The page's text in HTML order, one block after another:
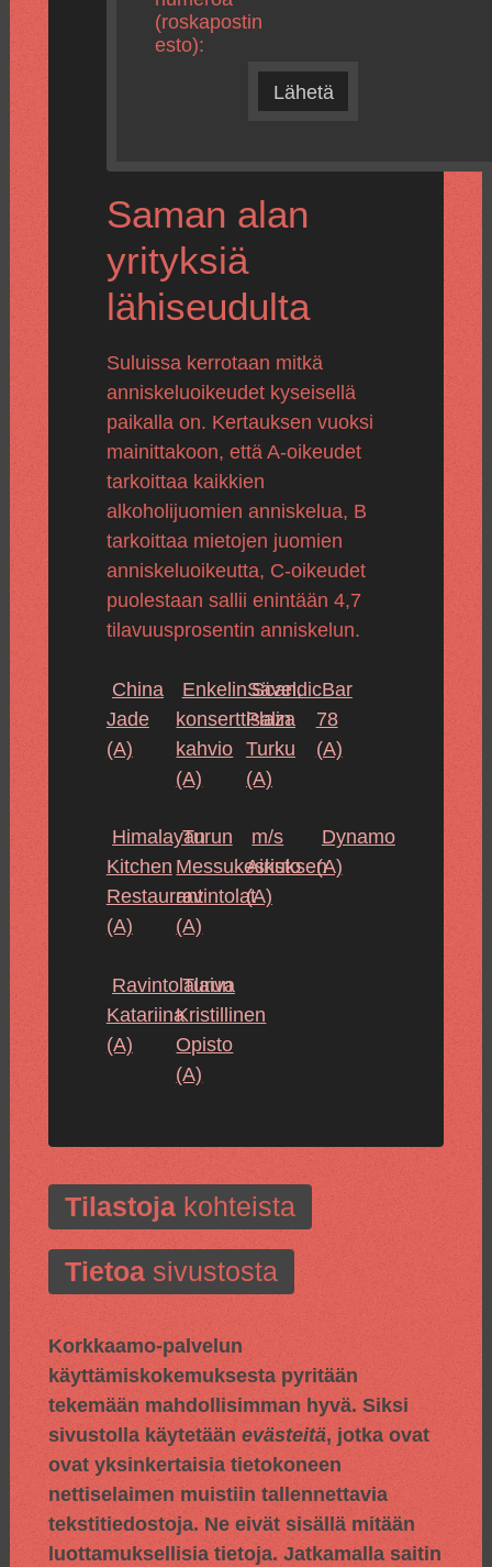
(roskapostin
esto):
Lähetä
Saman alan
yrityksiä
lähiseudulta
Suluissa kerrotaan mitkä
anniskeluoikeudet kyseisellä
paikalla on. Kertauksen vuoksi
mainittakoon, että A-oikeudet
tarkoittaa kaikkien
alkoholijuomien anniskelua, B
tarkoittaa mietojen juomien
anniskeluoikeutta, C-oikeudet
puolestaan sallii enintään 4,7
tilavuusprosentin anniskelun.
China
Jade
(A)
EnkelinSävel,
konserttisalin
kahvio
(A)
Scandic
Plaza
Turku
(A)
Bar
78
(A)
Himalayan
Kitchen
Restaurant
(A)
Turun
Messukeskuksen
ravintolat
(A)
m/s
Airisto
(A)
Dynamo
(A)
Ravintolalaiva
Katariina
(A)
Turun
Kristillinen
Opisto
(A)
Tilastojakohteista
Tietoasivustosta
Korkkaamo-palvelun
käyttämiskokemuksesta pyritään
tekemään mahdollisimman hyvä. Siksi
sivustolla käytetään evästeitä, jotka ovat
ovat yksinkertaisia tietokoneen
nettiselaimen muistiin tallennettavia
tekstitiedostoja. Ne eivät sisällä mitään
luottamuksellisia tietoja. Jatkamalla saitin